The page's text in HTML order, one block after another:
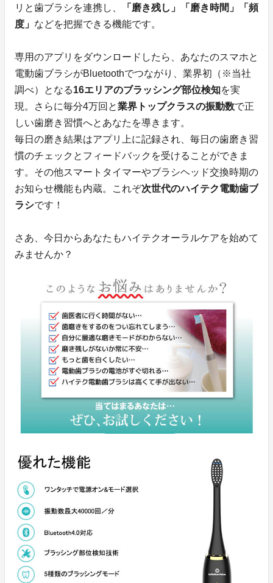
リと歯ブラシを連携し、
「磨き残し」「磨き時間」「頻
度」 などを把握できる機能です。
専用のアプリをダウンロードしたら、あなたのスマホと
電動歯ブラシがBluetoothでつながり、業界初（※当社
調べ）となる16エリアのブラッシング部位検知を実
現。さらに毎分4万回と業界トップクラスの振動数で正
しい歯磨き習慣へとあなたを導きます。
毎日の磨き結果はアプリ上に記録され、毎日の歯磨き習
慣のチェックとフィードバックを受けることができま
す。その他スマートタイマーやブラシヘッド交換時期の
お知らせ機能も内蔵。これぞ次世代のハイテク電動歯ブ
ラシです！
さあ、今日からあなたもハイテクオーラルケアを始めて
みませんか？